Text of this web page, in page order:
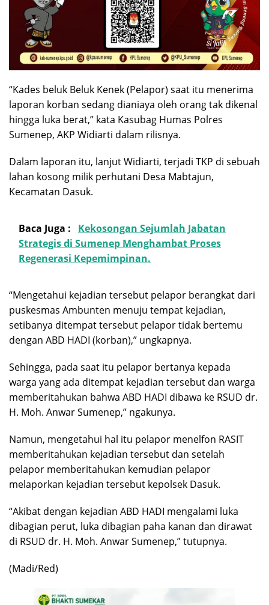
“Kades beluk Beluk Kenek (Pelapor) saat itu menerima
laporan korban sedang dianiaya oleh orang tak dikenal
hingga luka berat,” kata Kasubag Humas Polres
Sumenep, AKP Widiarti dalam rilisnya.
Dalam laporan itu, lanjut Widiarti, terjadi TKP di sebuah
lahan kosong milik perhutani Desa Mabtajun,
Kecamatan Dasuk.
Baca Juga :
Kekosongan Sejumlah Jabatan
Strategis di Sumenep Menghambat Proses
Regenerasi Kepemimpinan.
“Mengetahui kejadian tersebut pelapor berangkat dari
puskesmas Ambunten menuju tempat kejadian,
setibanya ditempat tersebut pelapor tidak bertemu
dengan ABD HADI (korban),” ungkapnya.
Sehingga, pada saat itu pelapor bertanya kepada
warga yang ada ditempat kejadian tersebut dan warga
memberitahukan bahwa ABD HADI dibawa ke RSUD dr.
H. Moh. Anwar Sumenep,” ngakunya.
Namun, mengetahui hal itu pelapor menelfon RASIT
memberitahukan kejadian tersebut dan setelah
pelapor memberitahukan kemudian pelapor
melaporkan kejadian tersebut kepolsek Dasuk.
“Akibat dengan kejadian ABD HADI mengalami luka
dibagian perut, luka dibagian paha kanan dan dirawat
di RSUD dr. H. Moh. Anwar Sumenep,” tutupnya.
(Madi/Red)